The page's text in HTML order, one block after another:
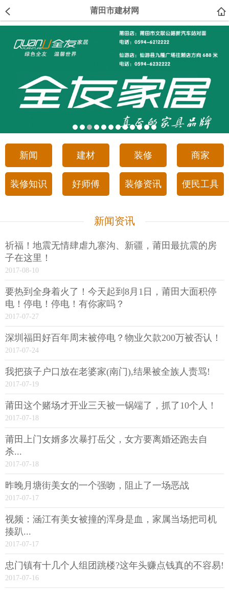
莆田市建材网
新闻 建材 装修 商家
装修知识 好师傅 装修资讯 便民工具
新闻资讯
祈福！地震无情肆虐九寨沟、新疆，莆田最抗震的房
子在这里！
2017-08-10
要热到全身着火了！今天起到8月1日，莆田大面积停
电！停电！停电！有你家吗？
2017-07-27
深圳福田好百年周末被停电？物业欠款200万被否认！
2017-07-24
我把孩子户口放在老婆家(南门),结果被全族人责骂!
2017-07-19
莆田这个赌场才开业三天被一锅端了，抓了10个人！
2017-07-18
莆田上门女婿多次暴打岳父，女方要离婚还跑去自
杀...
2017-07-18
昨晚月塘街美女的一个强吻，阻止了一场恶战
2017-07-17
视频：涵江有美女被撞的浑身是血，家属当场把司机
揍趴...
2017-07-17
忠门镇有十几个人组团跳楼?这年头赚点钱真的不容易!
2017-07-16